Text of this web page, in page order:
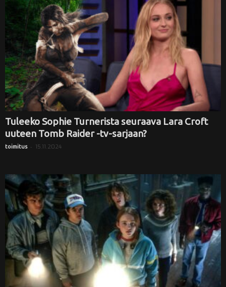
Tuleeko Sophie Turnerista seuraava Lara Croft
uuteen Tomb Raider -tv-sarjaan?
toimitus - 15.11.2024